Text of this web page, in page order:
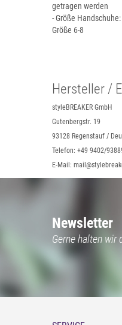
getragen werden
- Größe
Größe 6-8
Hersteller /
styleBREAKER GmbH
Gutenbergstr. 19
93128 Regenstauf /
Telefon: +49 9402/
E-Mail:
Newsletter
Gerne halten wir